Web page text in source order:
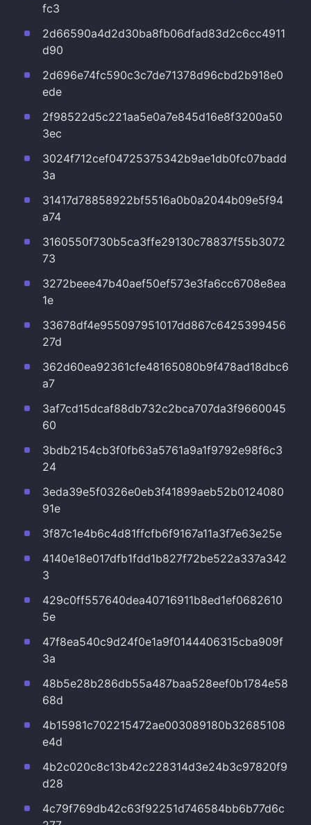
fc3
2d66590a4d2d30ba8fb06dfad83d2c6cc4911
d90
2d696e74fc590c3c7de71378d96cbd2b918e0
ede
2f98522d5c221aa5e0a7e845d16e8f3200a50
3ec
3024f712cef04725375342b9ae1db0fc07badd
3a
31417d78858922bf5516a0b0a2044b09e5f94
a74
3160550f730b5ca3ffe29130c78837f55b3072
73
3272beee47b40aef50ef573e3fa6cc6708e8ea
1e
33678df4e955097951017dd867c6425399456
27d
362d60ea92361cfe48165080b9f478ad18dbc6
a7
3af7cd15dcaf88db732c2bca707da3f9660045
60
3bdb2154cb3f0fb63a5761a9a1f9792e98f6c3
24
3eda39e5f0326e0eb3f41899aeb52b0124080
91e
3f87c1e4b6c4d81ffcfb6f9167a11a3f7e63e25e
4140e18e017dfb1fdd1b827f72be522a337a342
3
429c0ff557640dea40716911b8ed1ef0682610
5e
47f8ea540c9d24f0e1a9f0144406315cba909f
3a
48b5e28b286db55a487baa528eef0b1784e58
68d
4b15981c702215472ae003089180b32685108
e4d
4b2c020c8c13b42c228314d3e24b3c97820f9
d28
4c79f769db42c63f92251d746584bb6b77d6c